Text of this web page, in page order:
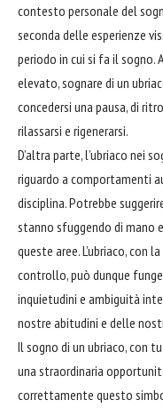
contesto personale del
seconda delle esperienze
periodo in cui si fa il sogno.
elevato, sognare di un
concedersi una pausa, di
rilassarsi e rigenerarsi.
D’altra parte, l’ubriaco nei
riguardo a comportamenti
disciplina. Potrebbe
stanno sfuggendo di mano
queste aree. L’ubriaco, con
controllo, può dunque
inquietudini e ambiguità
nostre abitudini e delle
Il sogno di un ubriaco, con
una straordinaria
correttamente questo